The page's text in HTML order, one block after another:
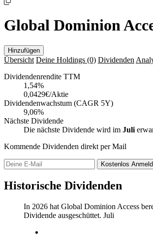
Global Dominion
Hinzufügen
Übersicht Deine Holdings (0) Dividenden
Dividendenrendite TTM
1,54%
0,0429€/Aktie
Dividendenwachstum (CAGR 5Y)
9,06%
Nächste Dividende
Die nächste Dividende wird im Juli
Kommende Dividenden direkt per Mail
Kostenlos
Historische Dividenden
In 2026 hat Global Dominion Access
Dividende ausgeschüttet. Juli